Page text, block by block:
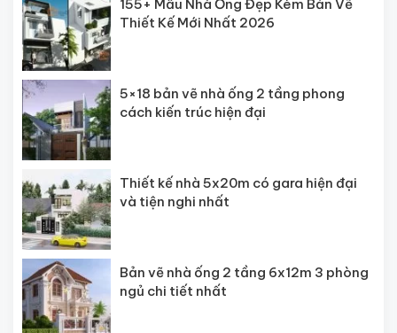
155+ Mẫu Nhà Ống Đẹp Kèm Bản Vẽ
Thiết Kế Mới Nhất 2026
5×18 bản vẽ nhà ống 2 tầng phong
cách kiến trúc hiện đại
Thiết kế nhà 5x20m có gara hiện đại
và tiện nghi nhất
Bản vẽ nhà ống 2 tầng 6x12m 3 phòng
ngủ chi tiết nhất